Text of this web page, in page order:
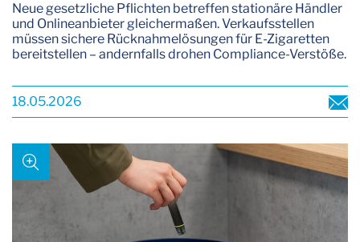
Neue gesetzliche Pflichten betreffen stationäre Händler
und Onlineanbieter gleichermaßen. Verkaufsstellen
müssen sichere Rücknahmelösungen für E-Zigaretten
bereitstellen – andernfalls drohen Compliance-Verstöße.
18.05.2026